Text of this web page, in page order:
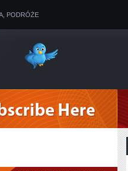
PODRÓŻE